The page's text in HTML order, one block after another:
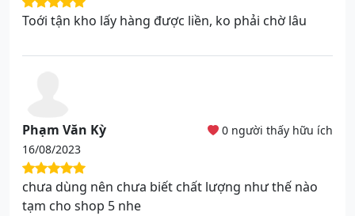
Toới tận kho lấy hàng được liền, ko phải chờ lâu
Phạm Văn Kỳ
16/08/2023
0 người thấy hữu ích
chưa dùng nên chưa biết chất lượng như thế nào
tạm cho shop 5 nhe